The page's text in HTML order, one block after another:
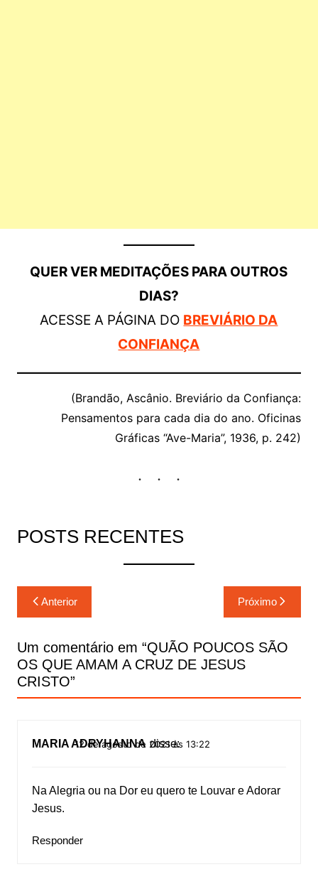
QUER VER MEDITAÇÕES PARA OUTROS
DIAS?
ACESSE A PÁGINA DO BREVIÁRIO DA
CONFIANÇA
(Brandão, Ascânio. Breviário da Confiança:
Pensamentos para cada dia do ano. Oficinas
Gráficas “Ave-Maria”, 1936, p. 242)
POSTS RECENTES
Navegação
de
Post
Anterior Próximo
Um comentário em “QUÃO POUCOS SÃO
OS QUE AMAM A CRUZ DE JESUS
CRISTO”
MARIA ADRYHANNA disse:
12 de agosto de 2021 às 13:22
Na Alegria ou na Dor eu quero te Louvar e Adorar
Jesus.
Responder